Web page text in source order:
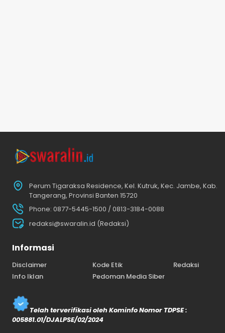
Perum Tigaraksa Residence, Kel. Kutruk, Kec. Jambe, Kab.
Tangerang, Provinsi Banten 15720
Phone: 0877-5445-1500 / 0813-3184-0088
redaksi@swaralin.id (Redaksi)
Informasi
Disclaimer Kode Etik
Redaksi
Info Iklan
Pedoman Media Siber
Telah terverifikasi oleh Kominfo Nomor TDPSE :
005881.01/DJALPSE/02/2024